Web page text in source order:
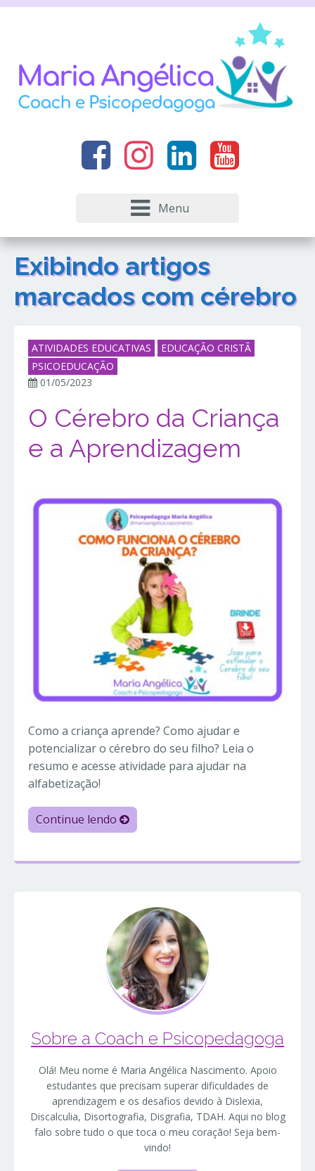
Menu
Exibindo artigos
marcados com cérebro
ATIVIDADES EDUCATIVAS
EDUCAÇÃO CRISTÃ
PSICOEDUCAÇÃO
01/05/2023
O Cérebro da Criança
e a Aprendizagem
Como a criança aprende? Como ajudar e
potencializar o cérebro do seu filho? Leia o
resumo e acesse atividade para ajudar na
alfabetização!
Continue lendo
Sobre a Coach e Psicopedagoga
Olá! Meu nome é Maria Angélica Nascimento. Apoio
estudantes que precisam superar dificuldades de
aprendizagem e os desafios devido à Dislexia,
Discalculia, Disortografia, Disgrafia, TDAH. Aqui no blog
falo sobre tudo o que toca o meu coração! Seja bem-
vindo!